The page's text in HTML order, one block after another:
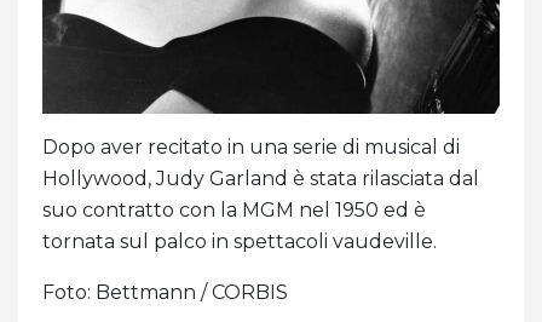
Dopo aver recitato in una serie di musical di
Hollywood, Judy Garland è stata rilasciata dal
suo contratto con la MGM nel 1950 ed è
tornata sul palco in spettacoli vaudeville.
Foto: Bettmann / CORBIS